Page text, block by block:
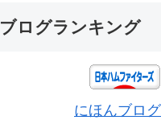
ブログランキング
にほんブロ